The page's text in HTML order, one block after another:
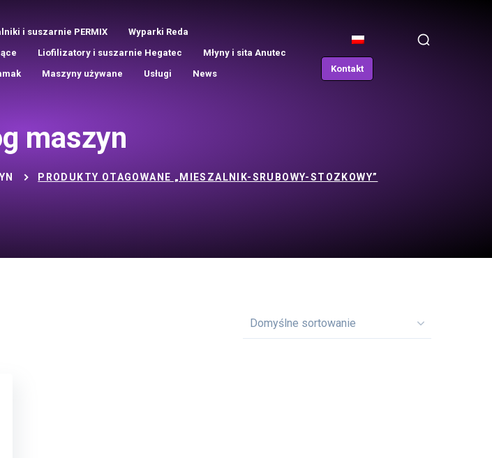
i suszarnie PERMIX
Wyparki Reda
Liofilizatory i suszarnie Hegatec
Młyny i sita Anutec
Maszyny używane Usługi News Kontakt
maszyn
PRODUKTY OTAGOWANE „MIESZALNIK-SRUBOWY-STOZKOWY”